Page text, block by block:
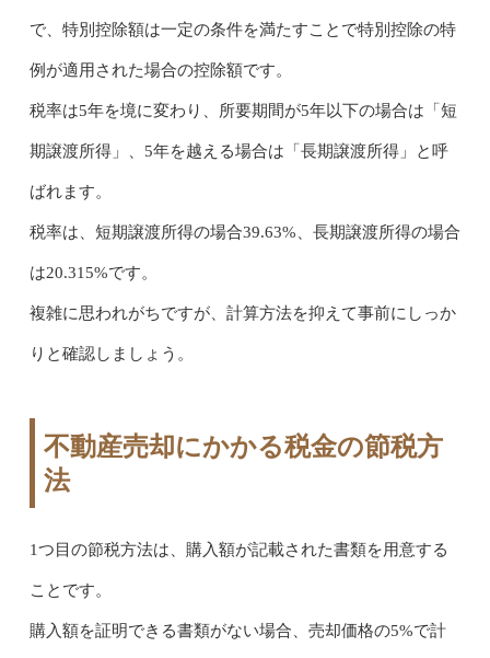
で、特別控除額は一定の条件を満たすことで特別控除の特
例が適用された場合の控除額です。
税率は5年を境に変わり、所要期間が5年以下の場合は「短
期譲渡所得」、5年を越える場合は「長期譲渡所得」と呼
ばれます。
税率は、短期譲渡所得の場合39.63%、長期譲渡所得の場合
は20.315%です。
複雑に思われがちですが、計算方法を抑えて事前にしっか
りと確認しましょう。
不動産売却にかかる税金の節税方
法
1つ目の節税方法は、購入額が記載された書類を用意する
ことです。
購入額を証明できる書類がない場合、売却価格の5%で計